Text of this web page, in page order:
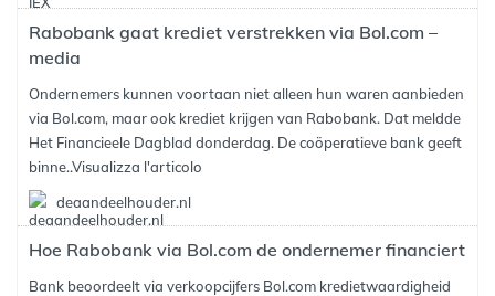
Rabobank gaat krediet verstrekken via Bol.com –
media
Ondernemers kunnen voortaan niet alleen hun waren aanbieden
via Bol.com, maar ook krediet krijgen van Rabobank. Dat meldde
Het Financieele Dagblad donderdag. De coöperatieve bank geeft
binne..Visualizza l'articolo
deaandeelhouder.nl
Hoe Rabobank via Bol.com de ondernemer financiert
Bank beoordeelt via verkoopcijfers Bol.com kredietwaardigheid